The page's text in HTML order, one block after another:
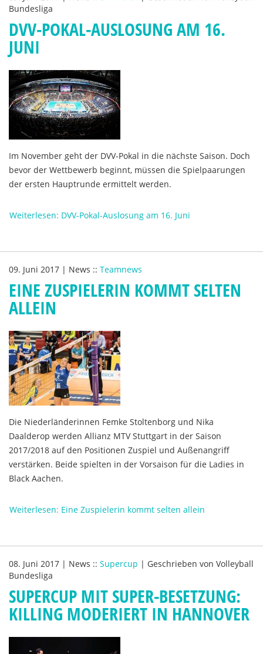
Bundesliga
DVV-POKAL-AUSLOSUNG AM 16.
JUNI
Im November geht der DVV-Pokal in die nächste Saison. Doch
bevor der Wettbewerb beginnt, müssen die Spielpaarungen
der ersten Hauptrunde ermittelt werden.
Weiterlesen: DVV-Pokal-Auslosung am 16. Juni
09. Juni 2017 | News :: Teamnews
EINE ZUSPIELERIN KOMMT SELTEN
ALLEIN
Die Niederländerinnen Femke Stoltenborg und Nika
Daalderop werden Allianz MTV Stuttgart in der Saison
2017/2018 auf den Positionen Zuspiel und Außenangriff
verstärken. Beide spielten in der Vorsaison für die Ladies in
Black Aachen.
Weiterlesen: Eine Zuspielerin kommt selten allein
08. Juni 2017 | News :: Supercup | Geschrieben von Volleyball
Bundesliga
SUPERCUP MIT SUPER-BESETZUNG:
KILLING MODERIERT IN HANNOVER